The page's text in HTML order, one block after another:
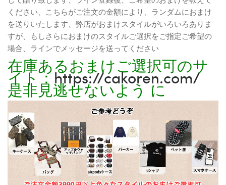
ください、こちらがご注文の金額により、ランダムにおまけ
を送りいたします、弊店がおまけスタイルがいろいろありま
すが、もしさらにおまけのスタイルご選択をご指定ご希望の
場合、ラインでメッセージを送ってください
在庫あるおまけご選択可のサ
イト：https://cakoren.com/
是非見逃せないよう に